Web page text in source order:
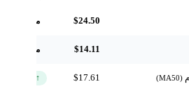
$24.50 مرجعي
$14.11 مرجعي
$17.61 ↑ فوق